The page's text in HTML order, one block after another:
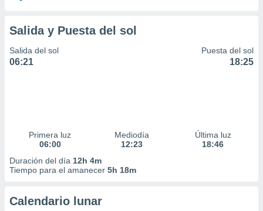
Salida y Puesta del sol
Salida del sol
06:21
Puesta del sol
18:25
Primera luz
06:00
Mediodía
12:23
Última luz
18:46
Duración del día 12h 4m
Tiempo para el amanecer 5h 18m
Calendario lunar